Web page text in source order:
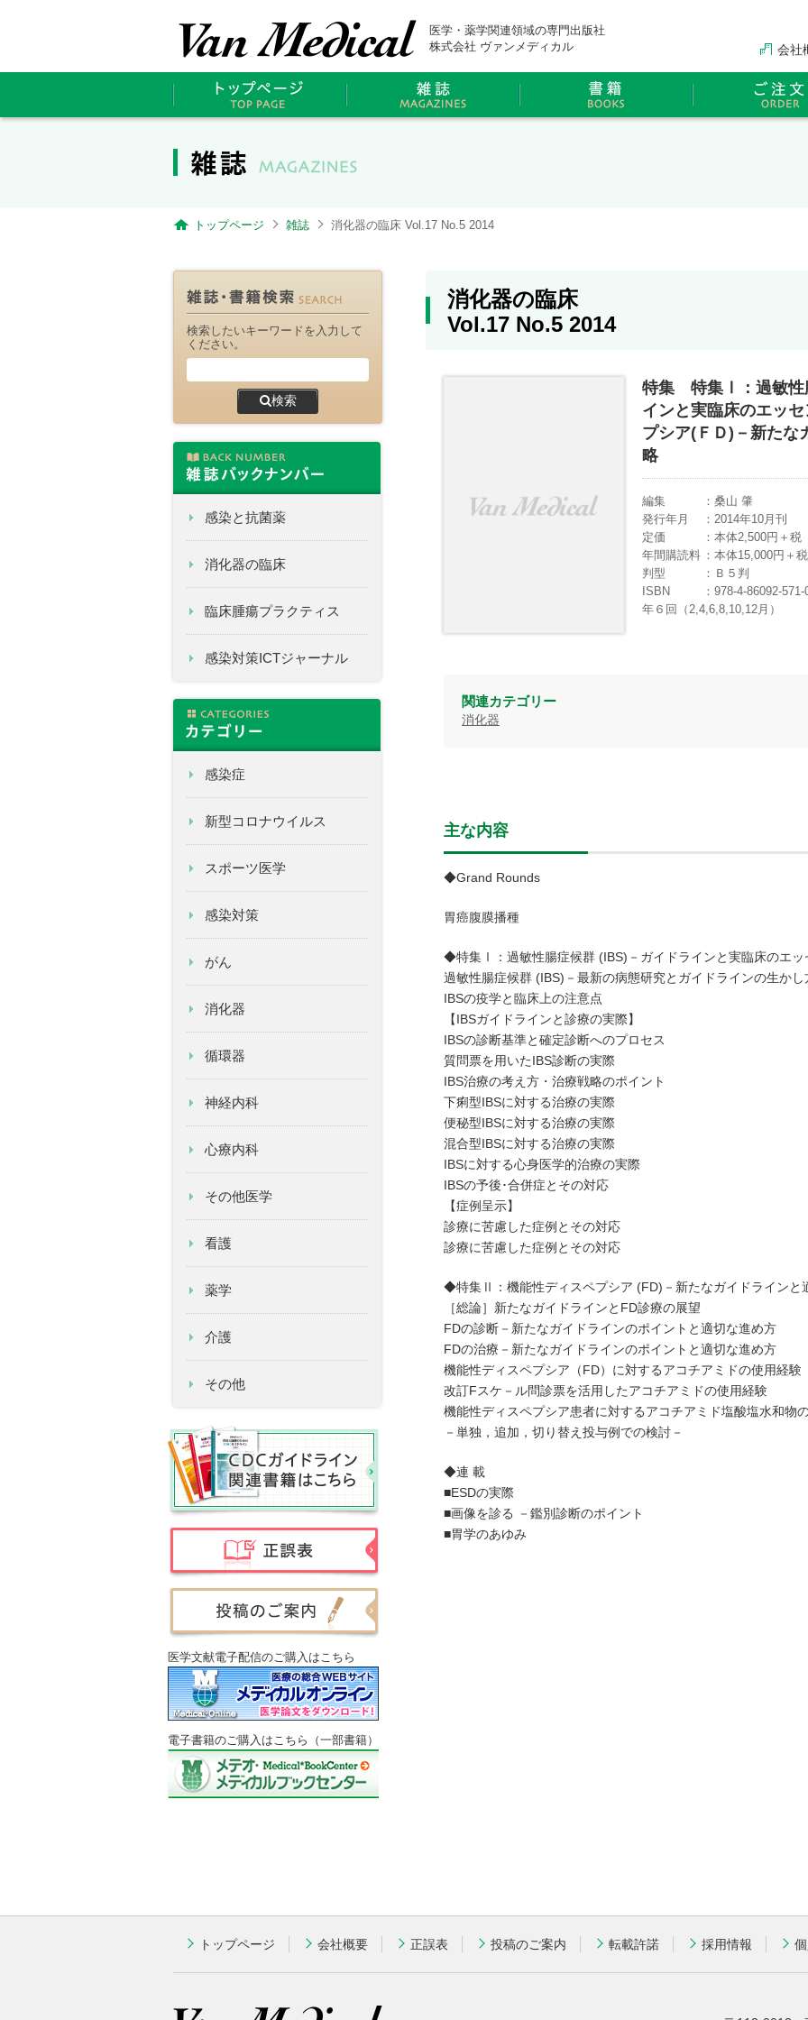
医学・薬学関連領域の専門出版社
株式会社 ヴァンメディカル
会社
トップページ 雑誌 消化器の臨床 Vol.17 No.5 2014
検索したいキーワードを入力して
ください。
検索
感染と抗菌薬
消化器の臨床
臨床腫瘍プラクティス
感染対策ICTジャーナル
感染症
新型コロナウイルス
スポーツ医学
感染対策
がん
消化器
循環器
神経内科
心療内科
その他医学
看護
薬学
介護
その他
医学文献電子配信のご購入はこちら
電子書籍のご購入はこちら（一部書籍）
消化器の臨床
Vol.17 No.5 2014
特集 特集Ⅰ：過敏性
インと実臨床のエッ
プシア(ＦＤ)－新たな
略
編集
桑山 肇
発行年月
2014年10月刊
定価
本体2,500円＋税
年間購読料
本体15,000円＋
判型
Ｂ５判
ISBN
978-4-86092-571-
年６回（2,4,6,8,10,12月）
関連カテゴリー
消化器
主な内容
◆Grand Rounds
胃癌腹膜播種
◆特集Ⅰ：過敏性腸症候群 (IBS)－ガイドラインと実臨床のエッ
過敏性腸症候群 (IBS)－最新の病態研究とガイドラインの生かし
IBSの疫学と臨床上の注意点
【IBSガイドラインと診療の実際】
IBSの診断基準と確定診断へのプロセス
質問票を用いたIBS診断の実際
IBS治療の考え方・治療戦略のポイント
下痢型IBSに対する治療の実際
便秘型IBSに対する治療の実際
混合型IBSに対する治療の実際
IBSに対する心身医学的治療の実際
IBSの予後･合併症とその対応
【症例呈示】
診療に苦慮した症例とその対応
診療に苦慮した症例とその対応
◆特集Ⅱ：機能性ディスペプシア (FD)－新たなガイドラインと
［総論］新たなガイドラインとFD診療の展望
FDの診断－新たなガイドラインのポイントと適切な進め方
FDの治療－新たなガイドラインのポイントと適切な進め方
機能性ディスペプシア（FD）に対するアコチアミドの使用経験
改訂Fスケ－ル問診票を活用したアコチアミドの使用経験
機能性ディスペプシア患者に対するアコチアミド塩酸塩水和物
－単独，追加，切り替え投与例での検討－
◆連 載
■ESDの実際
■画像を診る －鑑別診断のポイント
■胃学のあゆみ
トップページ 会社概要 正誤表 投稿のご案内 転載許諾 採用情報